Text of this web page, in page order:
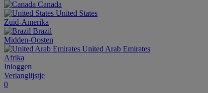
Canada
United States
Zuid-Amerika
Brazil
Midden-Oosten
United Arab Emirates
Afrika
Inloggen
Verlanglijstje
0